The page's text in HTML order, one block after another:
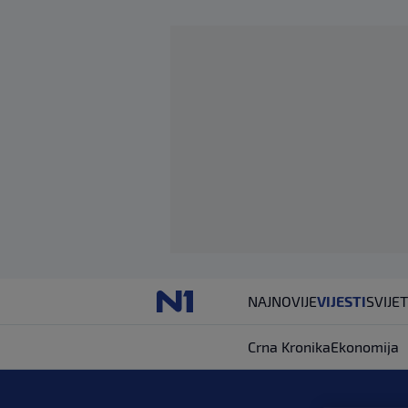
NAJNOVIJEVIJESTISVIJET
Crna KronikaEkonomija